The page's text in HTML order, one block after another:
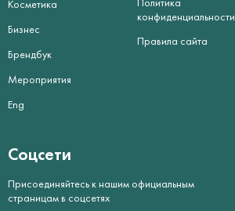
Косметика
Бизнес
Брендбук
Мероприятия
Eng
конфиденциальности
Правила сайта
Соцсети
Присоединяйтесь к нашим официальным
страницам в соцсетях